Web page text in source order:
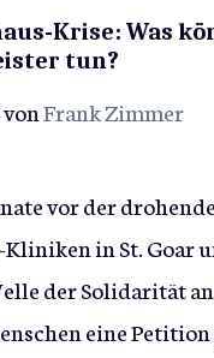
Krise: Was
tun?
vonFrank Zimmer
vor der
in St. Goar
der Solidarität
eine Petition